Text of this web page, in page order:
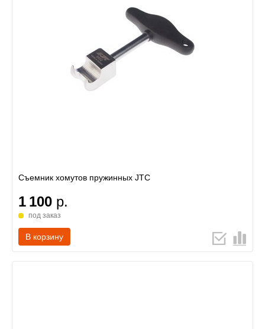
Съемник хомутов пружинных JTC
1 100 р.
под заказ
В корзину